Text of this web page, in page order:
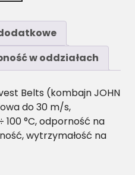
w oddziałach
Belts (kombajn JOHN
do 30 m/s,
°C, odporność na
wytrzymałość na